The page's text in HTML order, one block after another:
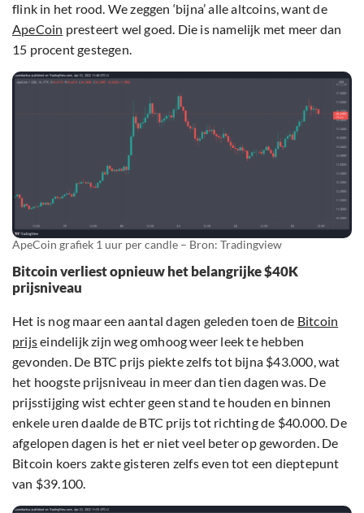
flink in het rood. We zeggen ‘bijna’ alle altcoins, want de
ApeCoin presteert wel goed. Die is namelijk met meer dan
15 procent gestegen.
ApeCoin grafiek 1 uur per candle – Bron: Tradingview
Bitcoin verliest opnieuw het belangrijke $40K
prijsniveau
Het is nog maar een aantal dagen geleden toen de Bitcoin
prijseindelijk zijn weg omhoog weer leek te hebben
gevonden. De BTC prijs piekte zelfs tot bijna $43.000, wat
het hoogste prijsniveau in meer dan tien dagen was. De
prijsstijging wist echter geen stand te houden en binnen
enkele uren daalde de BTC prijs tot richting de $40.000. De
afgelopen dagen is het er niet veel beter op geworden. De
Bitcoin koers zakte gisteren zelfs even tot een dieptepunt
van $39.100.